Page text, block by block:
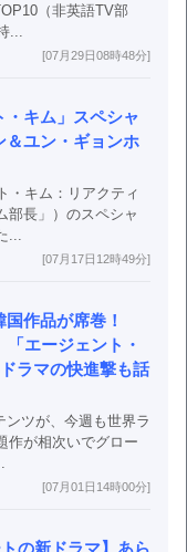
（非英語TV部
...
[07月29日08時48分]
・キム」スペシャ
＆ユン・ギョンホ
・キム：リアクティ
部長」）のスペシャ
[07月17日12時49分]
作品が席巻！
「エージェント・
ラマの快進撃も話
ツが、今週も世界ラ
作が相次いでグロー
[07月01日14時00分]
の新ドラマ】あら